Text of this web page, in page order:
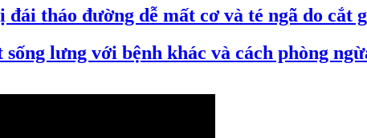
tháo đường dễ mất cơ và té ngã do cắt
lưng với bệnh khác và cách phòng